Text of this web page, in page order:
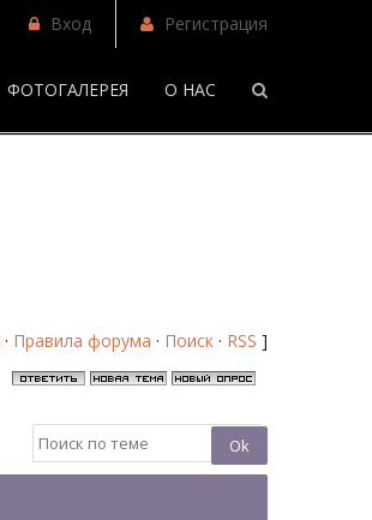
Вход Регистрация
ФОТОГАЛЕРЕЯ О НАС
· Правила форума · Поиск · RSS ]